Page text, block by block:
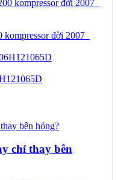
đời 2007_
chỉ thay bên